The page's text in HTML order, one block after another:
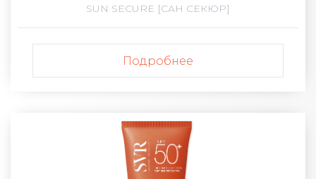
SUN SECURE [САН СЕКЮР]
Подробнее